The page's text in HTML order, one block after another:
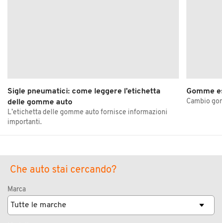
Sigle pneumatici: come leggere l’etichetta
delle gomme auto
L’etichetta delle gomme auto fornisce informazioni
importanti.
Gomme
Cambio
Che auto stai cercando?
Marca